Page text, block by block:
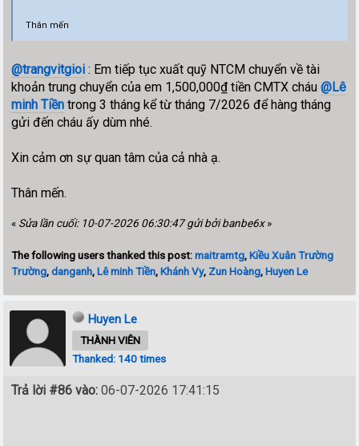
Thân mến
@trangvitgioi : Em tiếp tục xuất quỹ NTCM chuyển về tài
khoản trung chuyển của em 1,500,000₫ tiền CMTX cháu@Lê
minh Tiền trong 3 tháng kể từ tháng 7/2026 để hàng tháng
gửi đến cháu ấy dùm nhé.
Xin cảm ơn sự quan tâm của cả nhà ạ.
Thân mến.
« Sửa lần cuối: 10-07-2026 06:30:47 gửi bởi banbe6x»
The following users thanked this post:maitramtg,Kiều Xuân Trường
Trường,danganh,Lê minh Tiền,Khánh Vy, Zun Hoàng,Huyen Le
Huyen Le
THÀNH VIÊN
Thanked: 140 times
Trả lời #86 vào: 06-07-2026 17:41:15